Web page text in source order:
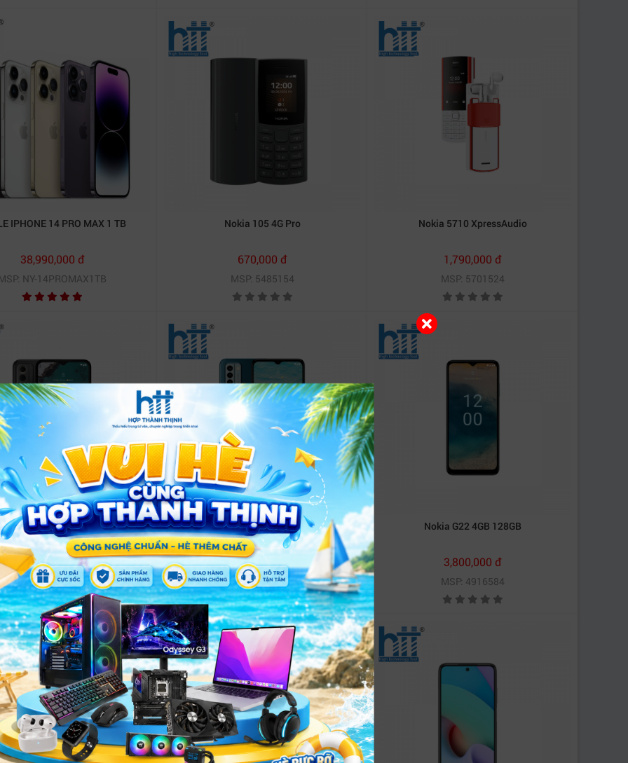
IPHONE 14 PRO MAX 1 TB
38,990,000 đ
NY-14PROMAX1TB
Nokia 105 4G Pro
670,000 đ
MSP: 5485154
Nokia 5710 XpressAudio
1,790,000 đ
MSP: 5701524
Nokia C32
3,200,000 đ
MSP: 6556421
Nokia C31 4GB 128GB
3,500,000 đ
MSP: 8515156
Nokia G22 4GB 128GB
3,800,000 đ
MSP: 4916584